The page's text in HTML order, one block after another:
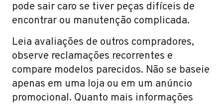
pode sair caro se tiver peças difíceis de
encontrar ou manutenção complicada.
Leia avaliações de outros compradores,
observe reclamações recorrentes e
compare modelos parecidos. Não se baseie
apenas em uma loja ou em um anúncio
promocional. Quanto mais informações